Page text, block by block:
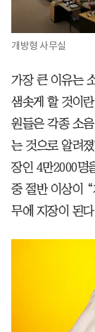
개방형 사무실
가장 큰 이유는
샘솟게 할 것이
원들은 각종 소
는 것으로 알려
장인 4만2000명
중 절반 이상이
무에 지장이 된